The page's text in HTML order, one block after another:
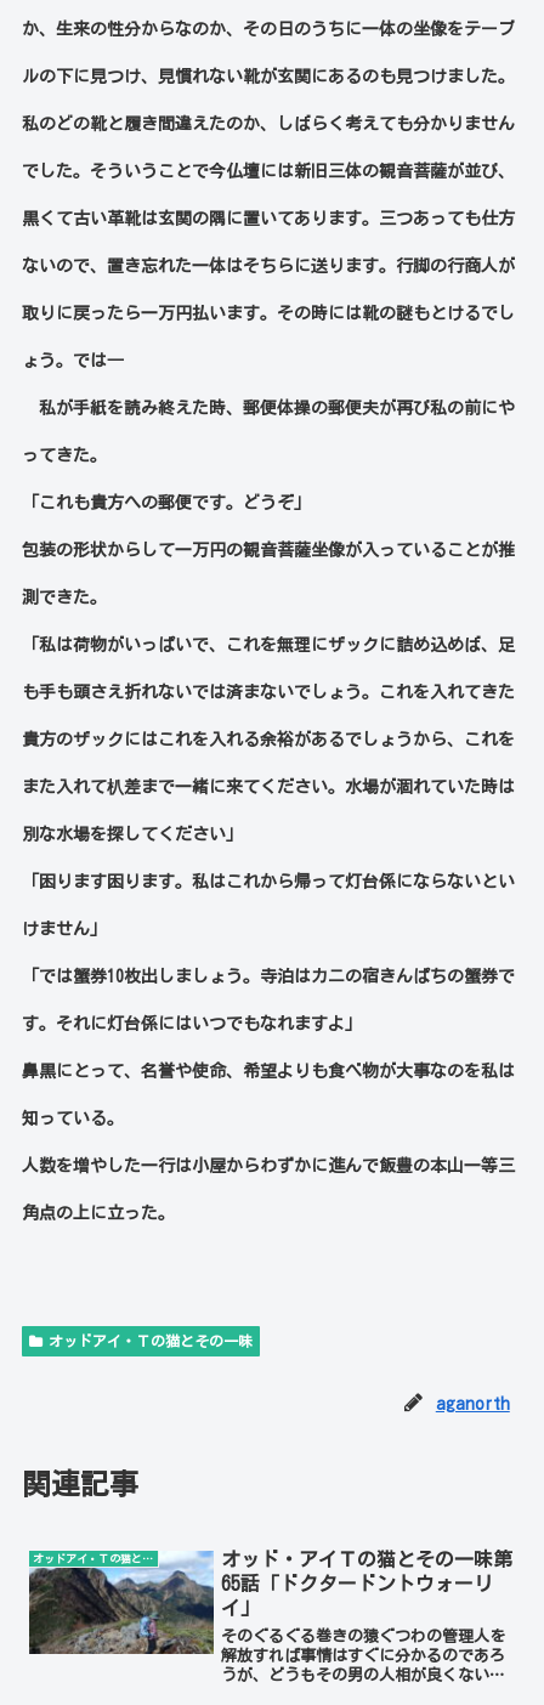
か、生来の性分からなのか、その日のうちに一体の坐像をテーブ
ルの下に見つけ、見慣れない靴が玄関にあるのも見つけました。
私のどの靴と履き間違えたのか、しばらく考えても分かりません
でした。そういうことで今仏壇には新旧三体の観音菩薩が並び、
黒くて古い革靴は玄関の隅に置いてあります。三つあっても仕方
ないので、置き忘れた一体はそちらに送ります。行脚の行商人が
取りに戻ったら一万円払います。その時には靴の謎もとけるでし
ょう。では―
私が手紙を読み終えた時、郵便体操の郵便夫が再び私の前にや
ってきた。
「これも貴方への郵便です。どうぞ」
包装の形状からして一万円の観音菩薩坐像が入っていることが推
測できた。
「私は荷物がいっぱいで、これを無理にザックに詰め込めば、足
も手も頭さえ折れないでは済まないでしょう。これを入れてきた
貴方のザックにはこれを入れる余裕があるでしょうから、これを
また入れて朳差まで一緒に来てください。水場が涸れていた時は
別な水場を探してください」
「困ります困ります。私はこれから帰って灯台係にならないとい
けません」
「では蟹券10枚出しましょう。寺泊はカニの宿きんぱちの蟹券で
す。それに灯台係にはいつでもなれますよ」
鼻黒にとって、名誉や使命、希望よりも食べ物が大事なのを私は
知っている。
人数を増やした一行は小屋からわずかに進んで飯豊の本山一等三
角点の上に立った。
オッドアイ・Ｔの猫とその一味
aganorth
関連記事
オッドアイ・Ｔの猫とその一味
オッド・アイＴの猫とその一味第
65話「ドクタードントウォーリ
イ」
そのぐるぐる巻きの猿ぐつわの管理人を
解放すれば事情はすぐに分かるのであろ
うが、どうもその男の人相が良くない。